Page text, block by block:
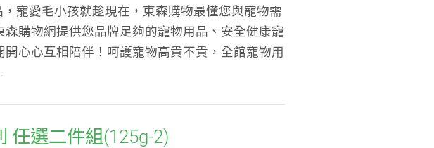
寵愛毛小孩就趁現在，東森購物最懂您與寵物需
購物網提供您品牌足夠的寵物用品、安全健康寵
心心互相陪伴！呵護寵物高貴不貴，全館寵物用
任選二件組(125g-2)